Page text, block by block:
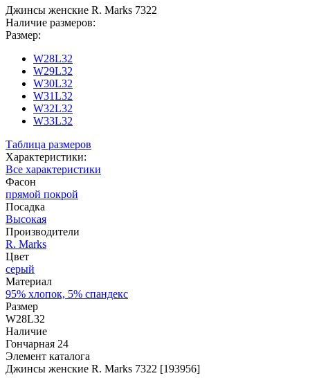
Джинсы женские R. Marks 7322
Наличие размеров:
Размер:
W28L32
W29L32
W30L32
W31L32
W32L32
W33L32
Таблица размеров
Характеристики:
Все характеристики
Фасон
прямой покрой
Посадка
Высокая
Производители
R. Marks
Цвет
серый
Материал
95% хлопок, 5% спандекс
Размер
W28L32
Наличие
Гончарная 24
Элемент каталога
Джинсы женские R. Marks 7322 [193956]